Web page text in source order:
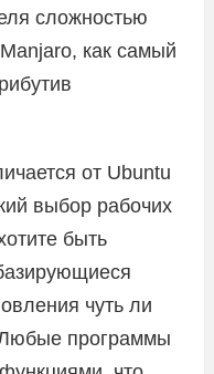
сложностью
как самый
от Ubuntu
выбор рабочих
быть
чуть ли
программы